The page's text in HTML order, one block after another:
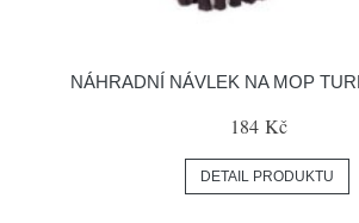
NÁHRADNÍ NÁVLEK NA MOP
184 Kč
DETAIL PRODUKTU